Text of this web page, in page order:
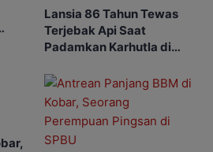
Lansia 86 Tahun Tewas
Terjebak Api Saat
Padamkan Karhutla di